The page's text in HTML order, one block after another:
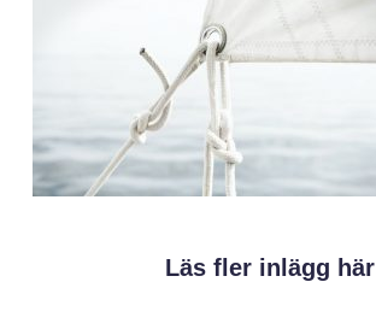
Läs fler inlägg här